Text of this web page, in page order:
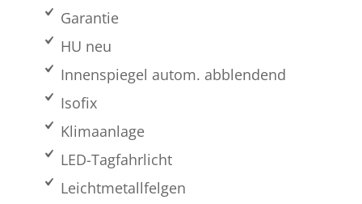
Garantie
HU neu
Innenspiegel autom. abblendend
Isofix
Klimaanlage
LED-Tagfahrlicht
Leichtmetallfelgen